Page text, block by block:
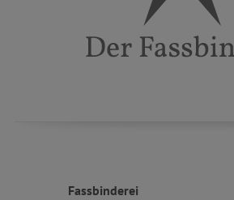
Fassbinderei